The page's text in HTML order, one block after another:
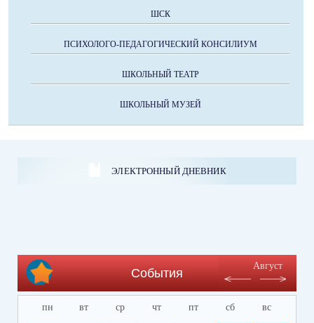
ШСК
ПСИХОЛОГО-ПЕДАГОГИЧЕСКИЙ КОНСИЛИУМ
ШКОЛЬНЫЙ ТЕАТР
ШКОЛЬНЫЙ МУЗЕЙ
ЭЛЕКТРОННЫЙ ДНЕВНИК
События
Август
пн вт ср чт пт сб вс